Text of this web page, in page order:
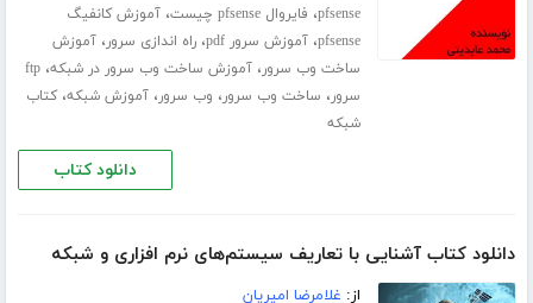
pfsense، فایروال pfsense چیست ،آموزش کانفیگ
pfsense،آموزش سرور pdf ،راه اندازی سرور،آموزش
ساخت وب سرور،آموزش ساخت وب سرور در شبکه،ftp
سرور، ساخت وب سرور، وب سرور،آموزش شبکه،کتاب
شبکه
دانلود کتاب
دانلود کتاب آشنایی با تعاریف سیستم‌های نرم افزاری و شبکه
از: غلامرضا امیریان